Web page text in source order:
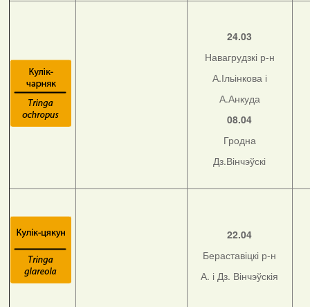
24.03
Навагрудзкі р-н
А.Ільінкова і
А.Анкуда
08.04
Гродна
Дз.Вінчэўскі
22.04
Бераставіцкі р-н
А. і Дз. Вінчэўскія